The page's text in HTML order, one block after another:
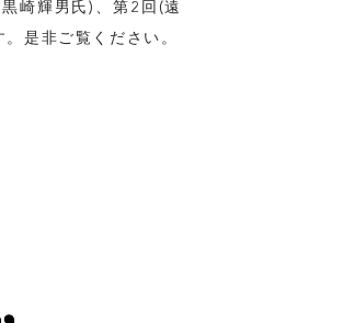
崎輝男氏)、第2回(遠
是非ご覧ください。